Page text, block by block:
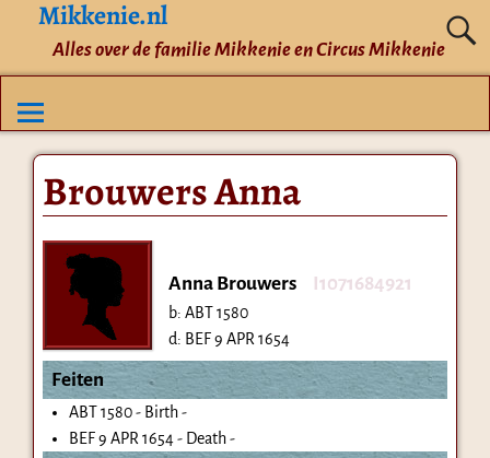
Mikkenie.nl
Alles over de familie Mikkenie en Circus Mikkenie
Brouwers Anna
Anna Brouwers I1071684921
b: ABT 1580
d: BEF 9 APR 1654
Feiten
ABT 1580 - Birth -
BEF 9 APR 1654 - Death -